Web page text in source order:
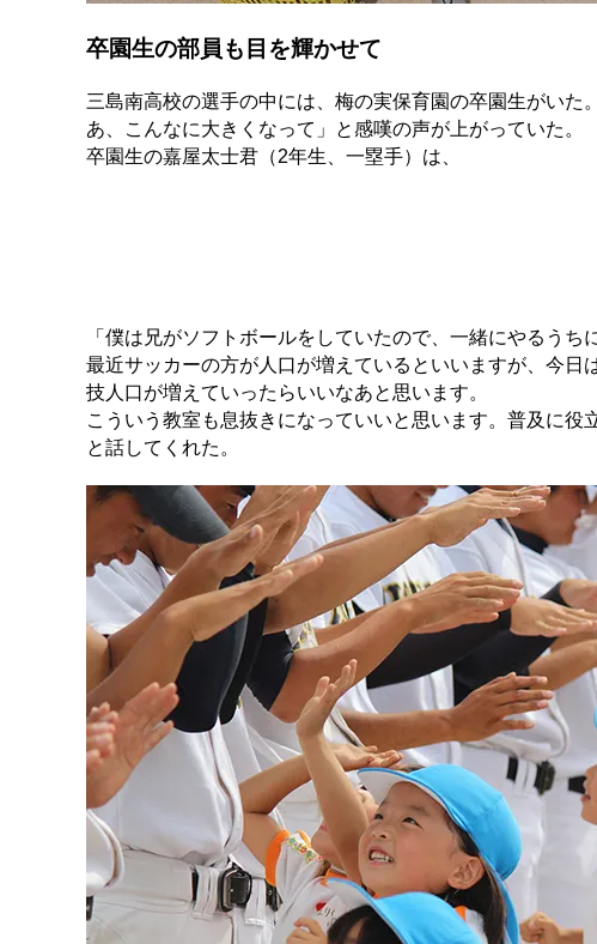
卒園生の部員も目を輝かせて
三島南高校の選手の中には、梅の実保育園の卒園生がい
あ、こんなに大きくなって」と感嘆の声が上がっていた。
卒園生の嘉屋太士君（2年生、一塁手）は、
「僕は兄がソフトボールをしていたので、一緒にやるうち
最近サッカーの方が人口が増えているといいますが、今
技人口が増えていったらいいなあと思います。
こういう教室も息抜きになっていいと思います。普及に役
と話してくれた。